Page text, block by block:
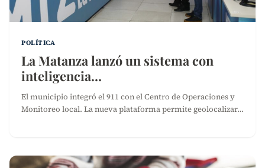
POLÍTICA
La Matanza lanzó un sistema con
inteligencia…
El municipio integró el 911 con el Centro de Operaciones y
Monitoreo local. La nueva plataforma permite geolocalizar…